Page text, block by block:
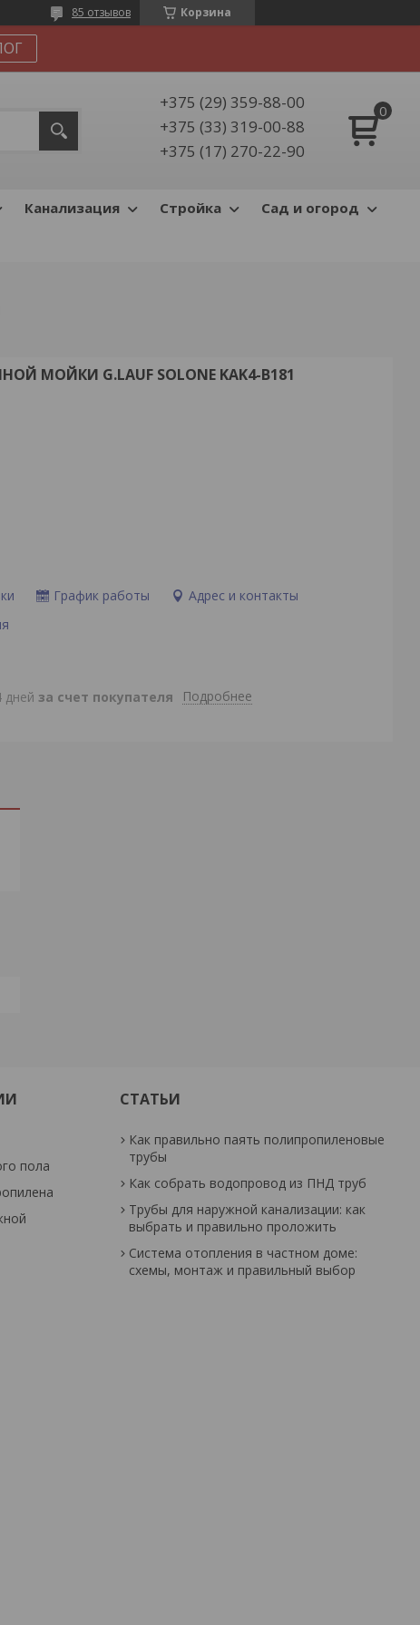
Корзина
85 отзывов
+375 (29) 359-88-00
+375 (33) 319-00-88
+375 (17) 270-22-90
Канализация Стройка
Сад и огород
МОЙКИ G.LAUF SOLONE KAK4-B181
График работы
Адрес и контакты
дней за счет покупателя Подробнее
пола
СТАТЬИ
Как правильно паять полипропиленовые
трубы
Как собрать водопровод из ПНД труб
Трубы для наружной канализации: как
выбрать и правильно проложить
Система отопления в частном доме:
схемы, монтаж и правильный выбор